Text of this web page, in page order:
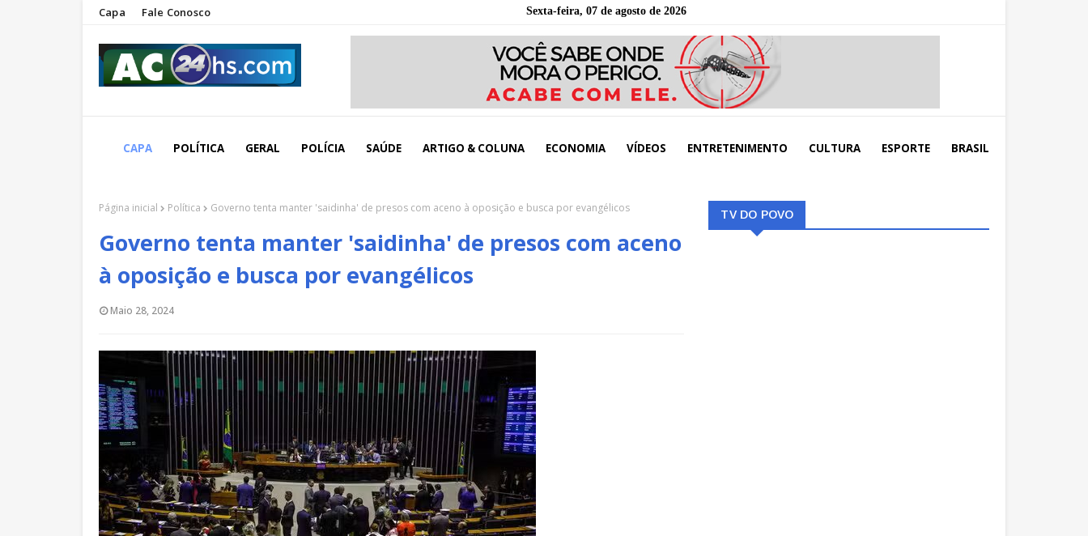
Capa Fale Conosco Sexta-feira, 07 de agosto de 2026
CAPA POLÍTICA GERAL POLÍCIA SAÚDE ARTIGO & COLUNA ECONOMIA VÍDEOS ENTRETENIMENTO CULTURA ESPORTE BRASIL
Página inicial Política Governo tenta manter 'saidinha' de presos com aceno à oposição e busca por evangélicos
Governo tenta manter 'saidinha' de presos com aceno
à oposição e busca por evangélicos
Maio 28, 2024
TV DO POVO